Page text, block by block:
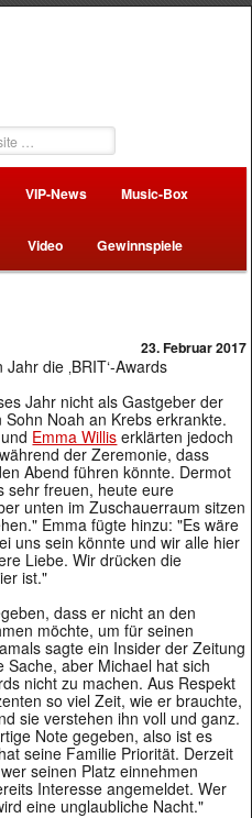
VIP-News Music-Box
Video Gewinnspiele
23. Februar 2017
die ‚BRIT‘-Awards
Jahr nicht als Gastgeber der
Noah an Krebs erkrankte.
Emma Willis erklärten jedoch
der Zeremonie, dass
Abend führen könnte. Dermot
sehr freuen, heute eure
unten im Zuschauerraum sitzen
Emma fügte hinzu: "Es wäre
uns sein könnte und wir alle hier
Liebe. Wir drücken die
ist."
dass er nicht an den
möchte, um für seinen
sagte ein Insider der Zeitung
Sache, aber Michael hat sich
nicht zu machen. Aus Respekt
so viel Zeit, wie er brauchte,
sie verstehen ihn voll und ganz.
Note gegeben, also ist es
seine Familie Priorität. Derzeit
seinen Platz einnehmen
Interesse angemeldet. Wer
eine unglaubliche Nacht."